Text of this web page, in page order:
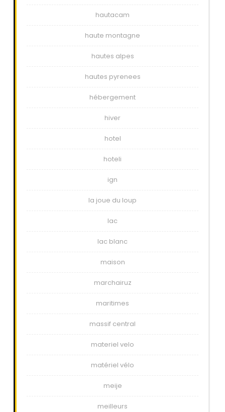
hautacam
haute montagne
hautes alpes
hautes pyrenees
hébergement
hiver
hotel
hoteli
ign
la joue du loup
lac
lac blanc
maison
marchairuz
maritimes
massif central
materiel velo
matériel vélo
meije
meilleurs